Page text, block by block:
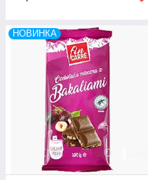
НОВИНКА